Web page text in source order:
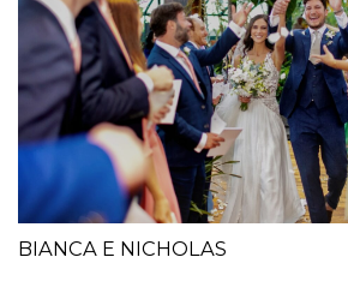
BIANCA E NICHOLAS